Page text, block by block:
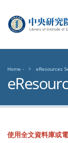
中央研
Home eResources
使用全文資料庫或